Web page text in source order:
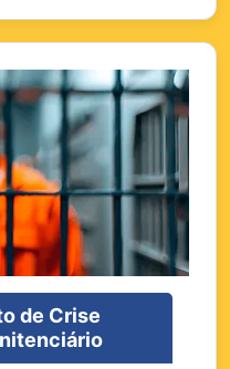
de Crise